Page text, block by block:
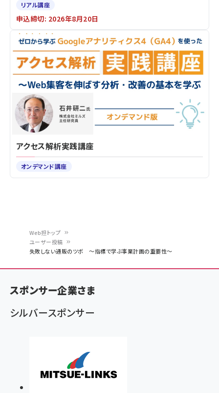
ン
く
ず
Web担トップ
ユーザー投稿
失敗しない通販のツボ ～指標で学ぶ事業計画の重要性～
リアル講座
申込締切: 2026年8月20日
アクセス解析実践講座
オンデマンド講座
スポンサー企業さま
シルバースポンサー